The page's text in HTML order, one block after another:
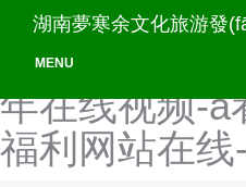
影音先锋中
线-伊人色综
年在线视频-a
福利网站在
湖南夢寒余文化旅游發
MENU